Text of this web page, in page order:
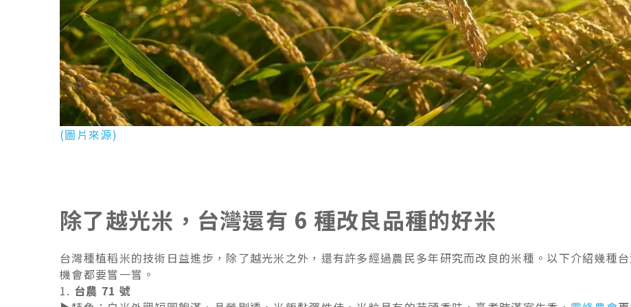
(圖片來源)
除了越光米，台灣還有 6 種改良品種的好米
台灣種植稻米的技術日益進步，除了越光米之外，還有許多經過農民多年研究而改良的米種。以下介紹幾種
機會都要嘗一嘗。
1. 台農 71 號